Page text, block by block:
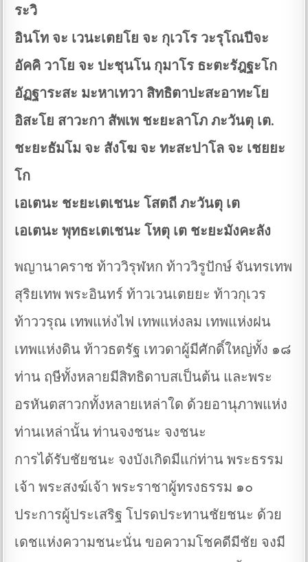
ระวิ
อินโท จะ เวนะเตยโย จะ กุเวโร วะรุโณปีจะ
อัคคิ วาโย จะ ปะชุนโน กุมาโร ธะตะรัฎฐะโก
อัฏฐาระสะ มะหาเทวา สิทธิตาปะสะอาทะโย
อิสะโย สาวะกา สัพเพ ชะยะลาโภ ภะวันตุ เต.
ชะยะธัมโม จะ สังโฆ จะ ทะสะปาโล จะ เชยยะ
โก
เอเตนะ ชะยะเตเชนะ โสตถี ภะวันตุ เต
เอเตนะ พุทธะเตเชนะ โหตุ เต ชะยะมังคะลัง
พญานาคราช ท้าววิรุฬหก ท้าววิรูปักษ์ จันทรเทพ
สุริยเทพ พระอินทร์ ท้าวเวนเตยยะ ท้าวกุเวร
ท้าววรุณ เทพแห่งไฟ เทพแห่งลม เทพแห่งฝน
เทพแห่งดิน ท้าวธตรัฐ เทวดาผู้มีศักดิ์ใหญ่ทั้ง ๑๘
ท่าน ฤษีทั้งหลายมีสิทธิดาบสเป็นต้น และพระ
อรหันตสาวกทั้งหลายเหล่าใด ด้วยอานุภาพแห่ง
ท่านเหล่านั้น ท่านจงชนะ จงชนะ
การได้รับชัยชนะ จงบังเกิดมีแก่ท่าน พระธรรม
เจ้า พระสงฆ์เจ้า พระราชาผู้ทรงธรรม ๑๐
ประการผู้ประเสริฐ โปรดประทานชัยชนะ ด้วย
เดชแห่งความชนะนั่น ขอความโชคดีมีชัย จงมี